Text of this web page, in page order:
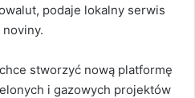
podaje lokalny serwis
stworzyć nową platformę
i gazowych projektów